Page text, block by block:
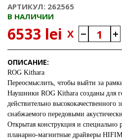
АРТИКУЛ: 262565
В НАЛИЧИИ
6533 lei X
ОПИСАНИЕ:
ROG Kithara
Переосмыслить, чтобы выйти за
Наушники ROG Kithara созданы для
действительно высококачественного
снабжаемого передовыми
Открытая конструкция и специально
планарно-магнитные драйверы